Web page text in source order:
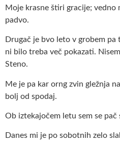
Moje krasne štiri gracije; vedno
padvo.
Drugač je bvo leto v grobem pa
ni bilo treba več pokazati.
Steno.
Me je pa kar orng zvin gležnja
bolj od spodaj.
Ob iztekajočem letu sem se pač
Danes mi je po sobotnih zelo